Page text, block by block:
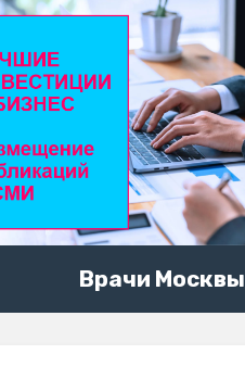
Врачи Москвы